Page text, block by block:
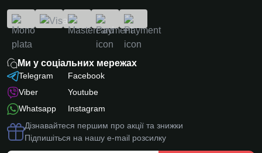
Ми у соціальних мережах
Telegram
Viber
Whatsapp
Facebook
Youtube
Instagram
Дізнавайтеся першим про акції та знижки
Підпишіться на нашу e-mail розсилку